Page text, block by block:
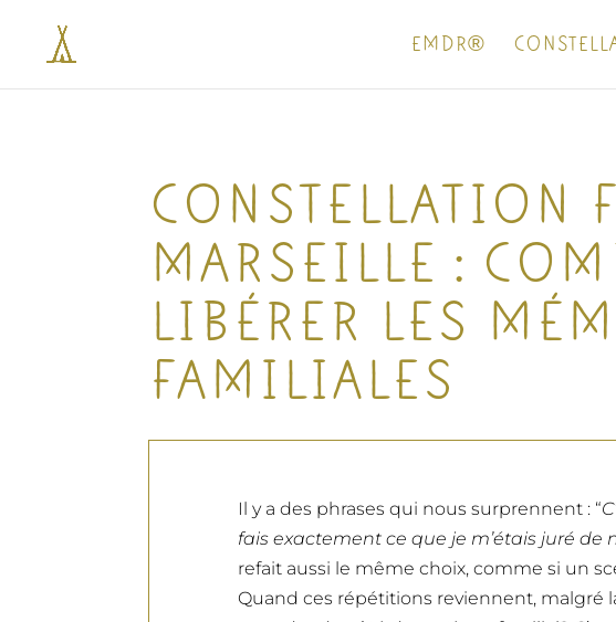
EMDR®
CONSTELLATION
MARSEILLE :
LIBÉRER LES
FAMILIALES
Il y a des phrases qui nous surprennent : “
fais exactement ce que je m’étais juré de
refait aussi le même choix, comme si un
Quand ces répétitions reviennent, malgré